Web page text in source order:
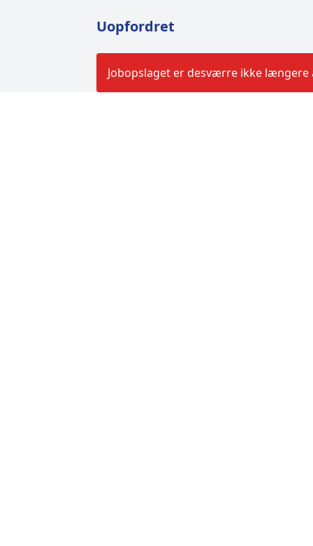
Uopfordret
Jobopslaget er desværre ikke længere